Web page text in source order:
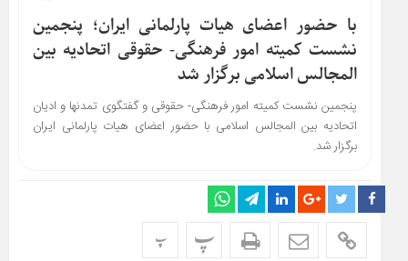
با حضور اعضای هیات پارلمانی ایران؛ پنجمین
نشست کمیته امور فرهنگی- حقوقی اتحادیه بین
المجالس اسلامی برگزار شد
پنجمین نشست کمیته امور فرهنگی- حقوقی و گفتگوی تمدنها و ادیان
اتحادیه بین المجالس اسلامی با حضور اعضای هیات پارلمانی ایران
برگزار شد.
پ پ